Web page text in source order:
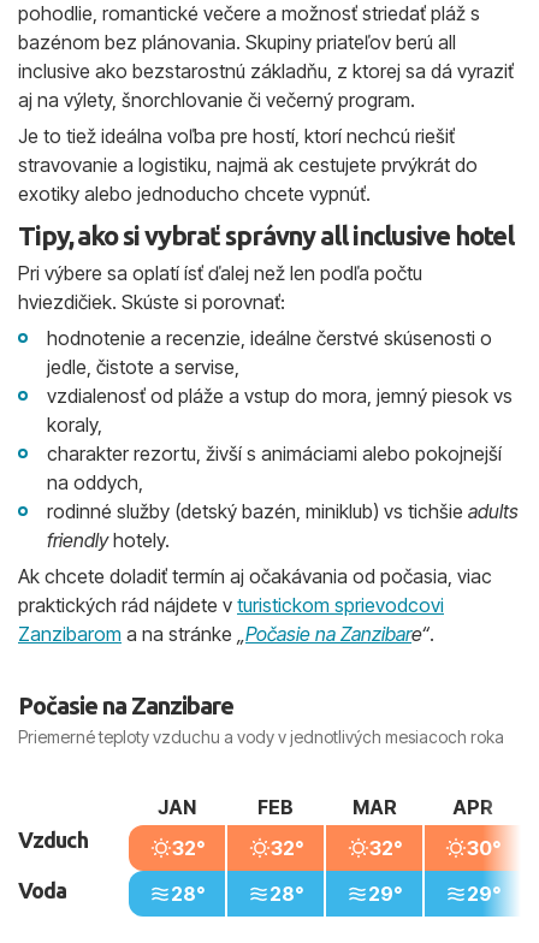
pohodlie, romantické večere a možnosť striedať pláž s
bazénom bez plánovania. Skupiny priateľov berú all
inclusive ako bezstarostnú základňu, z ktorej sa dá vyraziť
aj na výlety, šnorchlovanie či večerný program.
Je to tiež ideálna voľba pre hostí, ktorí nechcú riešiť
stravovanie a logistiku, najmä ak cestujete prvýkrát do
exotiky alebo jednoducho chcete vypnúť.
Tipy, ako si vybrať správny all inclusive hotel
Pri výbere sa oplatí ísť ďalej než len podľa počtu
hviezdičiek. Skúste si porovnať:
hodnotenie a recenzie, ideálne čerstvé skúsenosti o
jedle, čistote a servise,
vzdialenosť od pláže a vstup do mora, jemný piesok vs
koraly,
charakter rezortu, živší s animáciami alebo pokojnejší
na oddych,
rodinné služby (detský bazén, miniklub) vs tichšie adults
friendlyhotely.
Ak chcete doladiť termín aj očakávania od počasia, viac
praktických rád nájdete v turistickom sprievodcovi
Zanzibarom a na stránke „Počasie na Zanzibare“.
Počasie na Zanzibare
Priemerné teploty vzduchu a vody v jednotlivých mesiacoch roka
Vzduch
Voda
JAN
32°
28°
FEB
32°
28°
MAR
32°
29°
APR
30°
29°